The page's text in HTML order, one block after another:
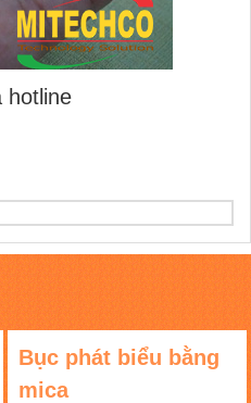
hotline
Bục phát biểu bằng
mica